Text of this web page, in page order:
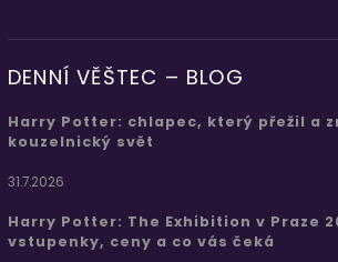
DENNÍ VĚŠTEC – BLOG
Harry Potter: chlapec, který přežil a
kouzelnický svět
31.7.2026
Harry Potter: The Exhibition v Praze
vstupenky, ceny a co vás čeká